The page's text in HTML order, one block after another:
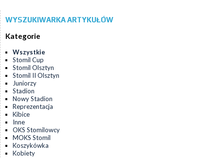
WYSZUKIWARKA ARTYKUŁÓW
Kategorie
Wszystkie
Stomil Cup
Stomil Olsztyn
Stomil II Olsztyn
Juniorzy
Stadion
Nowy Stadion
Reprezentacja
Kibice
Inne
OKS Stomilowcy
MOKS Stomil
Koszykówka
Kobiety